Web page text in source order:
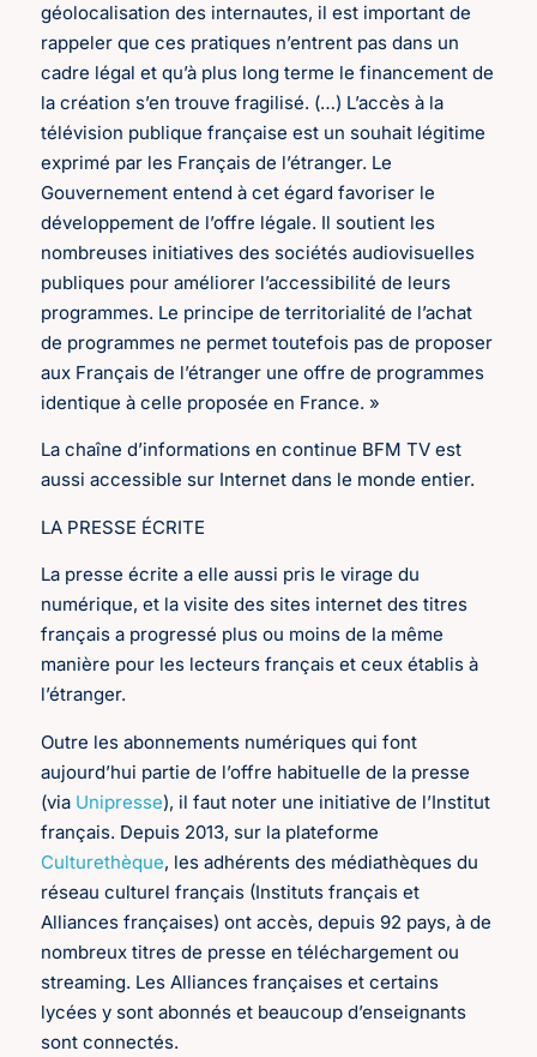
géolocalisation des internautes, il est important de
rappeler que ces pratiques n’entrent pas dans un
cadre légal et qu’à plus long terme le financement de
la création s’en trouve fragilisé. (…) L’accès à la
télévision publique française est un souhait légitime
exprimé par les Français de l’étranger. Le
Gouvernement entend à cet égard favoriser le
développement de l’offre légale. Il soutient les
nombreuses initiatives des sociétés audiovisuelles
publiques pour améliorer l’accessibilité de leurs
programmes. Le principe de territorialité de l’achat
de programmes ne permet toutefois pas de proposer
aux Français de l’étranger une offre de programmes
identique à celle proposée en France. »
La chaîne d’informations en continue BFM TV est
aussi accessible sur Internet dans le monde entier.
LA PRESSE ÉCRITE
La presse écrite a elle aussi pris le virage du
numérique, et la visite des sites internet des titres
français a progressé plus ou moins de la même
manière pour les lecteurs français et ceux établis à
l’étranger.
Outre les abonnements numériques qui font
aujourd’hui partie de l’offre habituelle de la presse
(via Unipresse), il faut noter une initiative de l’Institut
français. Depuis 2013, sur la plateforme
Culturethèque, les adhérents des médiathèques du
réseau culturel français (Instituts français et
Alliances françaises) ont accès, depuis 92 pays, à de
nombreux titres de presse en téléchargement ou
streaming. Les Alliances françaises et certains
lycées y sont abonnés et beaucoup d’enseignants
sont connectés.